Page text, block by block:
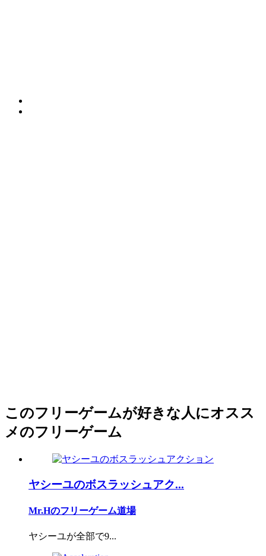
このフリーゲームが好きな人にオスス
メのフリーゲーム
ヤシーユのボスラッシュアク...
Mr.Hのフリーゲーム道場
ヤシーユが全部で9...